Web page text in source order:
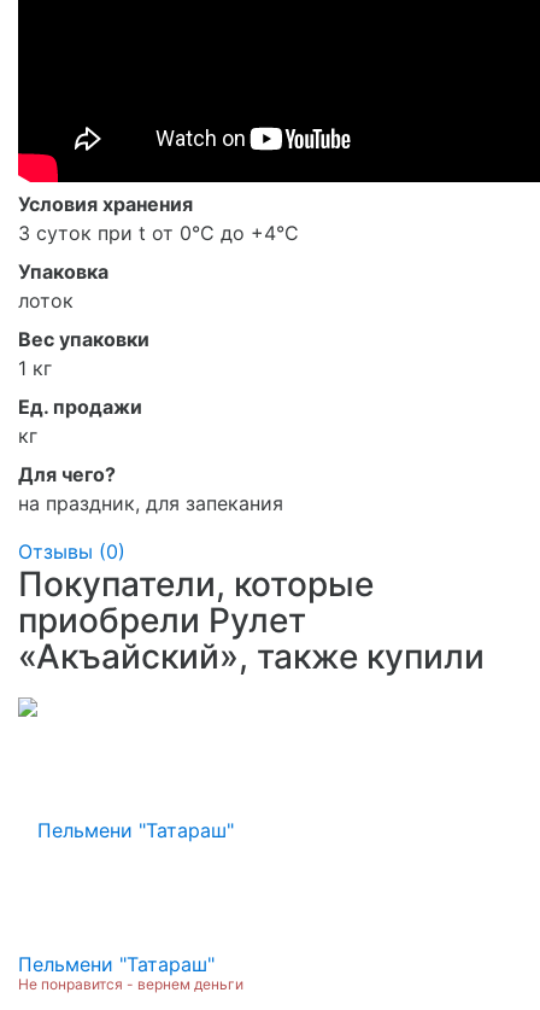
Условия хранения
3 суток при t от 0°С до +4°С
Упаковка
лоток
Вес упаковки
1 кг
Ед. продажи
кг
Для чего?
на праздник, для запекания
Отзывы (0)
Покупатели, которые
приобрели Рулет
«Акъайский», также купили
Пельмени "Татараш"
Не понравится - вернем деньги